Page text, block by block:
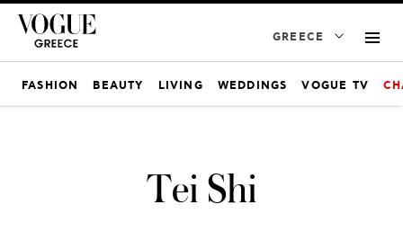
GREECE
FASHION BEAUTY LIVING WEDDINGS VOGUE TV
Tei Shi